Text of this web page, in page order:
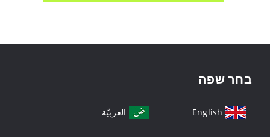
בחר שפה
English العربيّة